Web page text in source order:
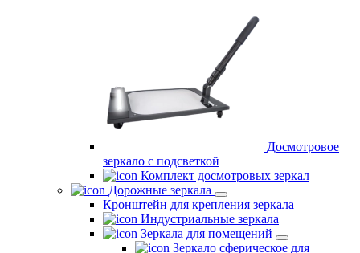
Досмотровое
зеркало с подсветкой
Комплект досмотровых зеркал
Дорожные зеркала
Кронштейн для крепления зеркала
Индустриальные зеркала
Зеркала для помещений
Зеркало сферическое для